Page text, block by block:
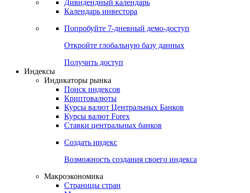
Оферты
Аукционы госбумаг
Денежный рынок
Дивидендный календарь
Календарь инвестора
Попробуйте7-дневный
Получить доступ
Индикаторы рынка
Поиск индексов
Криптовалюты
Курсы валют Центральных Банков
Курсы валют Forex
Ставки центральных банков
Создать индекс
Возможность создания своего индекса